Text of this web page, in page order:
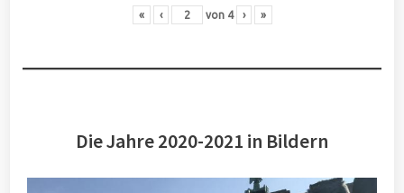
« ‹ von 4 › »
Die Jahre 2020-2021 in Bildern